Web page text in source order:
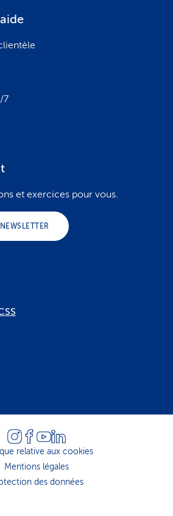
7
et exercices pour vous.
relative aux cookies
Mentions légales
des données